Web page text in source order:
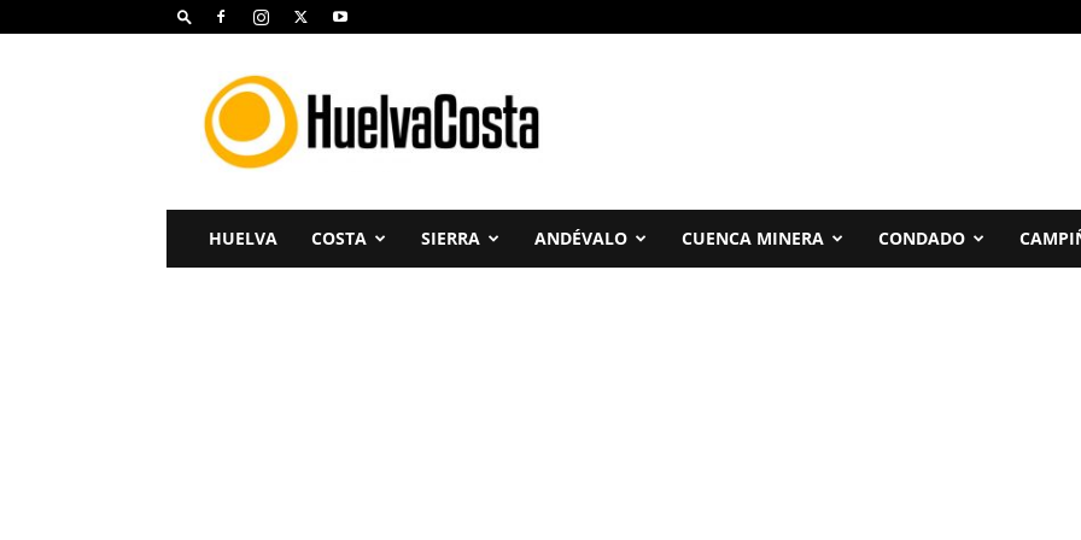
Huelva
Costa
HUELVA COSTA SIERRA ANDÉVALO CUENCA MINERA CONDADO